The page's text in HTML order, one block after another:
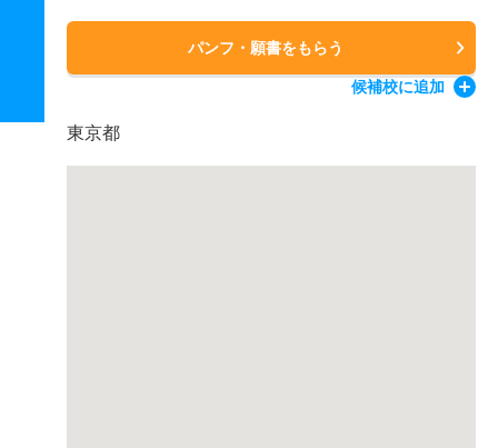
パンフ・願書をもらう
候補校に追加
東京都